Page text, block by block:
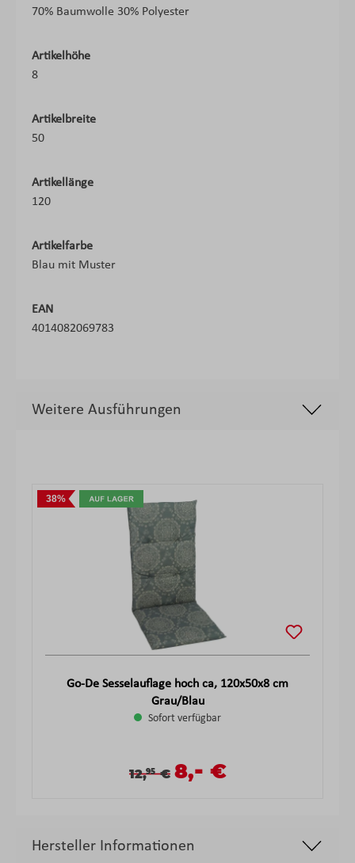
70% Baumwolle 30% Polyester
Artikelhöhe
8
Artikelbreite
50
Artikellänge
120
Artikelfarbe
Blau mit Muster
EAN
4014082069783
Weitere Ausführungen
38%
Go-De Sesselauflage hoch ca, 120x50x8 cm
Grau/Blau
Sofort verfügbar
Verkaufspreis:
Regulärer Preis:
12,95€ Verkaufspreis:
8,- €
Hersteller Informationen